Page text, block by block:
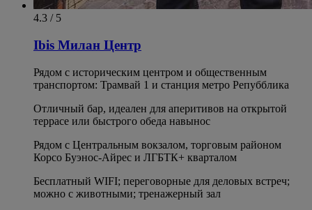
4.3 / 5
Ibis Милан Центр
Рядом с историческим центром и общественным
транспортом: Трамвай 1 и станция метро Репубблика
Отличный бар, идеален для аперитивов на открытой
террасе или быстрого обеда навынос
Рядом с Центральным вокзалом, торговым районом
Корсо Буэнос-Айрес и ЛГБТК+ кварталом
Бесплатный WIFI; переговорные для деловых встреч;
можно с животными; тренажерный зал